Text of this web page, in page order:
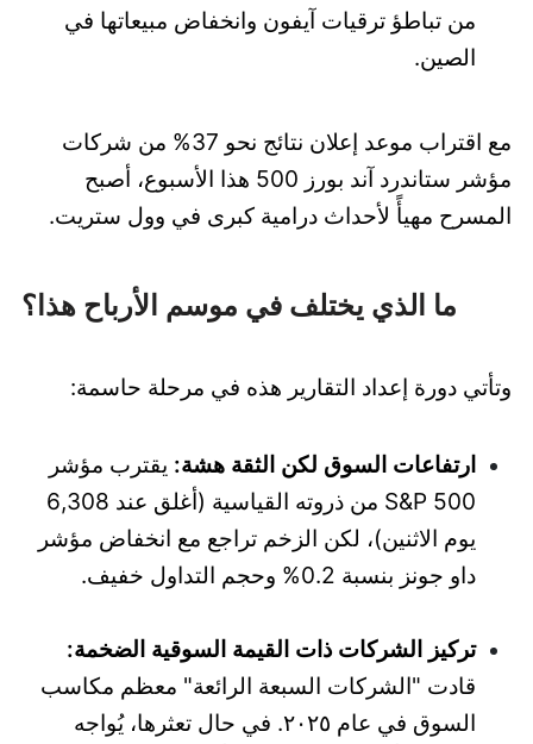
من تباطؤ ترقيات آيفون وانخفاض مبيعاتها في
الصين.
مع اقتراب موعد إعلان نتائج نحو 37% من شركات
مؤشر ستاندرد آند بورز 500 هذا الأسبوع، أصبح
المسرح مهيأً لأحداث درامية كبرى في وول ستريت.
ما الذي يختلف في موسم الأرباح هذا؟
وتأتي دورة إعداد التقارير هذه في مرحلة حاسمة:
ارتفاعات السوق لكن الثقة هشة: يقترب مؤشر
S&P 500 من ذروته القياسية (أغلق عند 6,308
يوم الاثنين)، لكن الزخم تراجع مع انخفاض مؤشر
داو جونز بنسبة 0.2% وحجم التداول خفيف.
تركيز الشركات ذات القيمة السوقية الضخمة:
قادت "الشركات السبعة الرائعة" معظم مكاسب
السوق في عام ٢٠٢٥. في حال تعثرها، يُواجه